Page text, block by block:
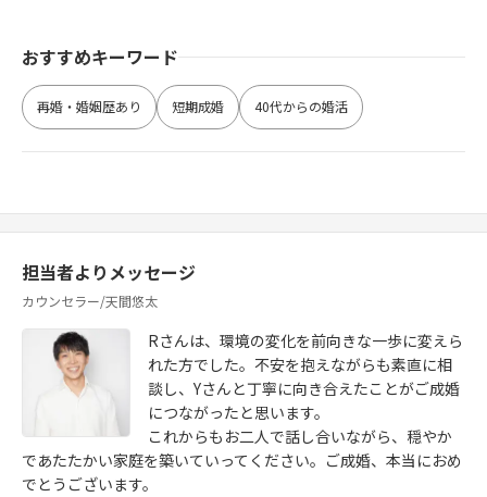
おすすめキーワード
再婚・婚姻歴あり 短期成婚 40代からの婚活
担当者よりメッセージ
カウンセラー/天間悠太
Rさんは、環境の変化を前向きな一歩に変えら
れた方でした。不安を抱えながらも素直に相
談し、Yさんと丁寧に向き合えたことがご成婚
につながったと思います。
これからもお二人で話し合いながら、穏やか
であたたかい家庭を築いていってください。ご成婚、本当におめ
でとうございます。